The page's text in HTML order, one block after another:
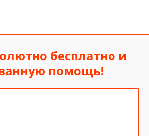
бесплатно и
помощь!